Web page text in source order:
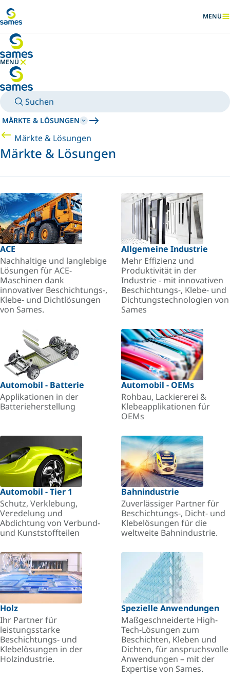
MENÜ
MENÜ
MENÜ AUSBLENDEN
Suchen
MÄRKTE & LÖSUNGEN
Märkte & Lösungen
Märkte & Lösungen
ACE
Nachhaltige und langlebige
Lösungen für ACE-
Maschinen dank
innovativer Beschichtungs-,
Klebe- und Dichtlösungen
von Sames.
Allgemeine Industrie
Mehr Effizienz und
Produktivität in der
Industrie - mit innovativen
Beschichtungs-, Klebe- und
Dichtungstechnologien von
Sames
Automobil - Batterie
Applikationen in der
Batterieherstellung
Automobil - OEMs
Rohbau, Lackiererei &
Klebeapplikationen für
OEMs
Automobil - Tier 1
Schutz, Verklebung,
Veredelung und
Abdichtung von Verbund-
und Kunststoffteilen
Bahnindustrie
Zuverlässiger Partner für
Beschichtungs-, Dicht- und
Klebelösungen für die
weltweite Bahnindustrie.
Holz
Ihr Partner für
leistungsstarke
Beschichtungs- und
Klebelösungen in der
Holzindustrie.
Spezielle Anwendungen
Maßgeschneiderte High-
Tech-Lösungen zum
Beschichten, Kleben und
Dichten, für anspruchsvolle
Anwendungen – mit der
Expertise von Sames.